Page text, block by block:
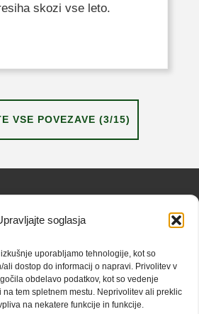
soglasja
uporabljamo tehnologije, kot so
dostop do informacij o napravi. Privolitev v
obdelavo podatkov, kot so vedenje
tem spletnem mestu. Neprivolitev ali preklic
na nekatere funkcije in funkcije.
skozi vse leto.
VSE POVEZAVE (3/15)